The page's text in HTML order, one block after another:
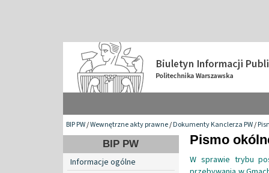
BIP PW/Wewnętrzne akty prawne/Dokumenty Kanclerza PW/
BIP PW
Informacje ogólne
Pismo
W sprawie trybu